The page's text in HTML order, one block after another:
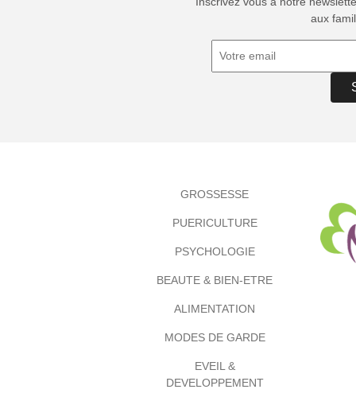
aux
GROSSESSE
PUERICULTURE
PSYCHOLOGIE
BEAUTE & BIEN-ETRE
ALIMENTATION
MODES DE GARDE
EVEIL &
DEVELOPPEMENT